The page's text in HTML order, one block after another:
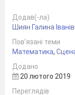
Іу ніч
Славною буде
Любов
( Виходить
'яч. )
Додав(-ла)
Шиян Галина
Пов’язані теми
Математика,
Додано
20 лютого 2019
Переглядів